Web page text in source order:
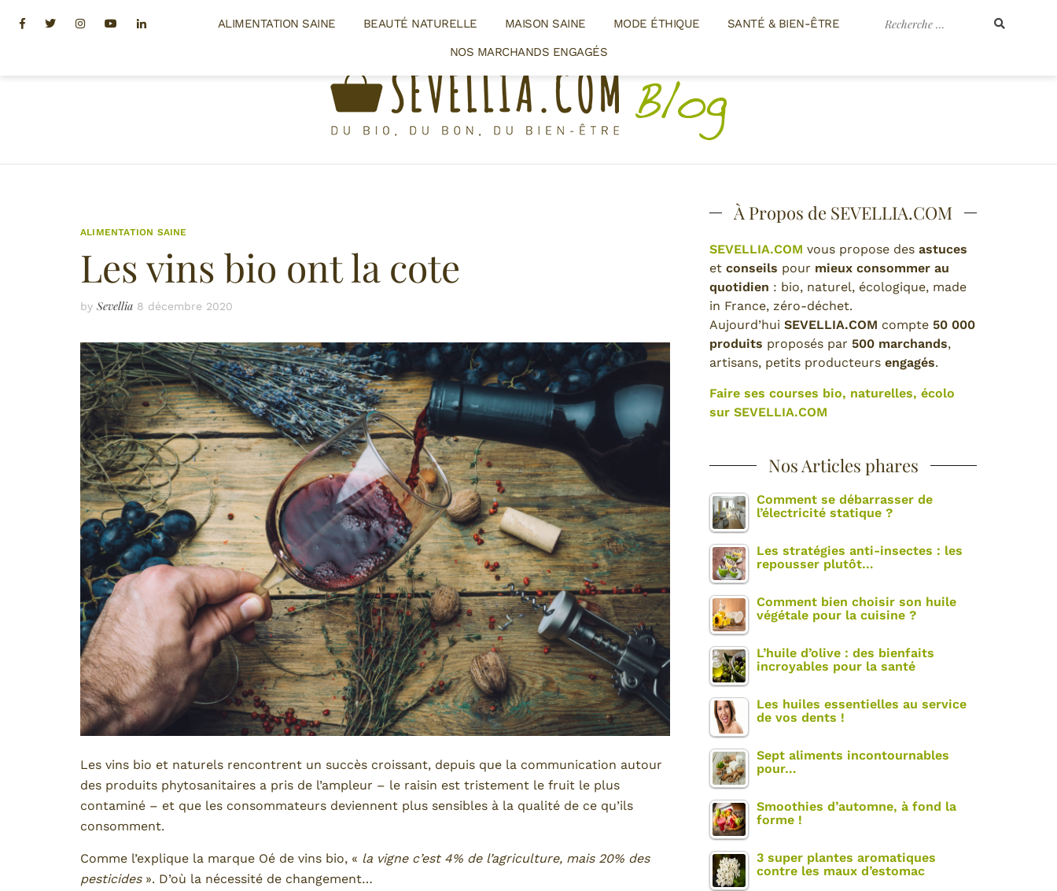
Recherche
ALIMENTATION SAINE BEAUTÉ NATURELLE MAISON SAINE MODE ÉTHIQUE
SANTÉ & BIEN-ÊTRE
NOS MARCHANDS ENGAGÉS
FacebookTwitterInstagramYoutubeLinkedin
ALIMENTATION SAINE
Les vins bio ont la cote
by Sevellia 8 décembre 2020
Les vins bio et naturels rencontrent un succès croissant, depuis que la communication autour
des produits phytosanitaires a pris de l’ampleur – le raisin est tristement le fruit le plus
contaminé – et que les consommateurs deviennent plus sensibles à la qualité de ce qu’ils
consomment.
Comme l’explique la marque Oé de vins bio, « la vigne c’est 4% de l’agriculture, mais 20% des
pesticides». D’où la nécessité de changement…
À Propos de SEVELLIA.COM
SEVELLIA.COM vous propose des astuces
et conseils pour mieux consommer au
quotidien : bio, naturel, écologique, made
in France, zéro-déchet.
Aujourd’hui SEVELLIA.COM compte 50 000
produits proposés par 500 marchands,
artisans, petits producteurs engagés.
Faire ses courses bio, naturelles, écolo
sur SEVELLIA.COM
Nos Articles phares
Comment se débarrasser de
l’électricité statique ?
Les stratégies anti-insectes : les
repousser plutôt…
Comment bien choisir son huile
végétale pour la cuisine ?
L’huile d’olive : des bienfaits
incroyables pour la santé
Les huiles essentielles au service
de vos dents !
Sept aliments incontournables
pour…
Smoothies d’automne, à fond la
forme !
3 super plantes aromatiques
contre les maux d’estomac